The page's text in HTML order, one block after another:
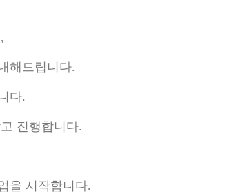
해드립니다.
다.
진행합니다.
을 시작합니다.